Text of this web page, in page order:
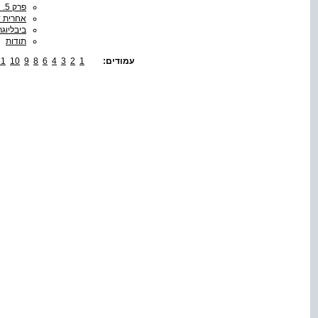
פרק 5. הקשר בין המעיים לבין המוח
אחרית
תודות
עמודים: 1
2
3
4
6
8
9
10